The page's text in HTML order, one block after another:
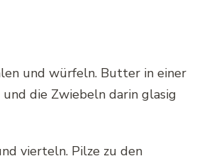
und würfeln. Butter in einer
und die Zwiebeln darin glasig
vierteln. Pilze zu den